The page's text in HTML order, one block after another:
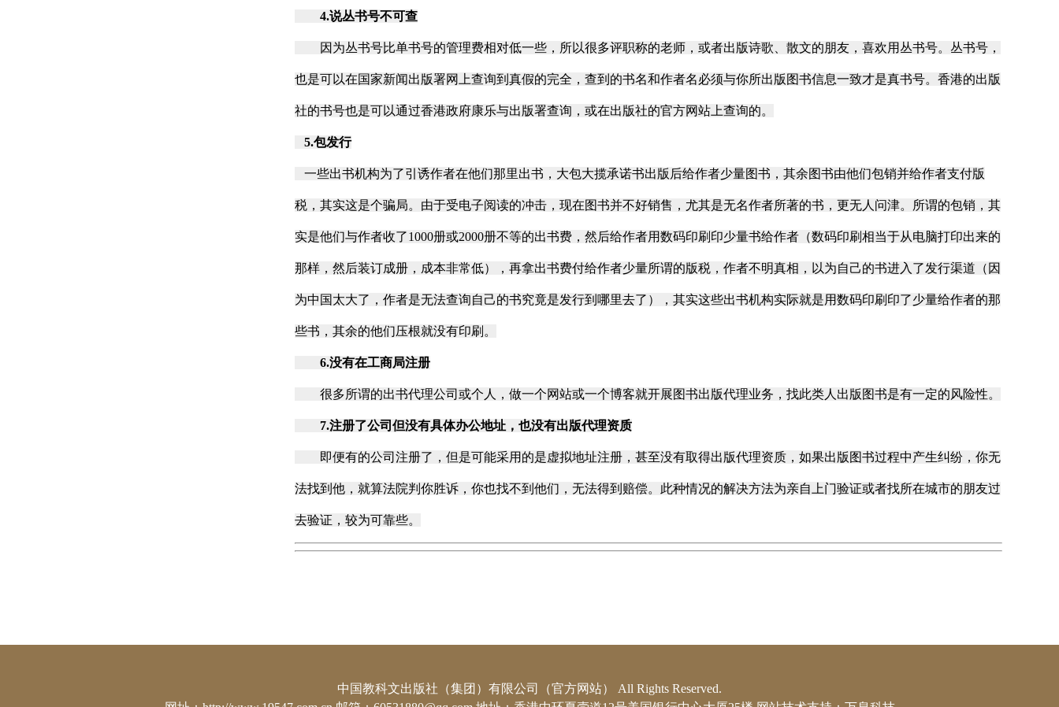
4.说丛书号不可查
因为丛书号比单书号的管理费相对低一些，所以很多评职称的老师，或者出版诗歌、散文的朋友，喜欢用丛书号。丛书号，
也是可以在国家新闻出版署网上查询到真假的完全，查到的书名和作者名必须与你所出版图书信息一致才是真书号。香港的出版
社的书号也是可以通过香港政府康乐与出版署查询，或在出版社的官方网站上查询的。
5.包发行
一些出书机构为了引诱作者在他们那里出书，大包大揽承诺书出版后给作者少量图书，其余图书由他们包销并给作者支付版
税，其实这是个骗局。由于受电子阅读的冲击，现在图书并不好销售，尤其是无名作者所著的书，更无人问津。所谓的包销，其
实是他们与作者收了1000册或2000册不等的出书费，然后给作者用数码印刷印少量书给作者（数码印刷相当于从电脑打印出来的
那样，然后装订成册，成本非常低），再拿出书费付给作者少量所谓的版税，作者不明真相，以为自己的书进入了发行渠道（因
为中国太大了，作者是无法查询自己的书究竟是发行到哪里去了），其实这些出书机构实际就是用数码印刷印了少量给作者的那
些书，其余的他们压根就没有印刷。
6.没有在工商局注册
很多所谓的出书代理公司或个人，做一个网站或一个博客就开展图书出版代理业务，找此类人出版图书是有一定的风险性。
7.注册了公司但没有具体办公地址，也没有出版代理资质
即便有的公司注册了，但是可能采用的是虚拟地址注册， 甚至没有取得出版代理资质， 如果出版图书过程中产生纠纷，你无
法找到他，就算法院判你胜诉，你也找不到他们，无法得到赔偿。此种情况的解决方法为亲自上门验证或者找所在城市的朋友过
去验证，较为可靠些。
中国教科文出版社（集团）有限公司（官方网站） All Rights Reserved.